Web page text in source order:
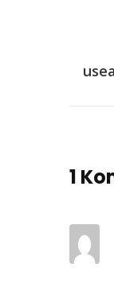
1